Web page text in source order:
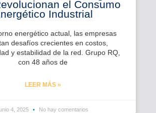
el Consumo
Industrial
energético actual, las empresas
desafíos crecientes en costos,
y estabilidad de la red. Grupo RQ,
con 48 años de
LEER MÁS »
4, 2025 No hay comentarios